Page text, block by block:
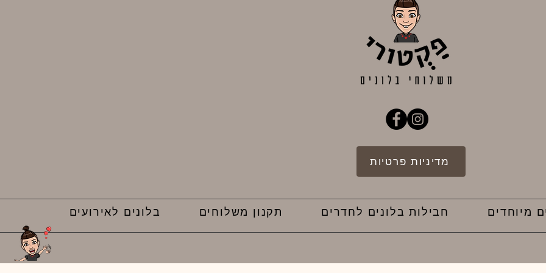
מדיניות פרטיות
מיוחדים חבילות בלונים לחדרים תקנון משלוחים בלונים לאירועים